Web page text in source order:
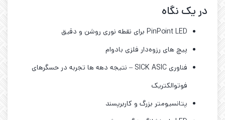
در یک نگاه
PinPoint LED برای نقطه نوری روشن و دقیق
پیچ های رزوه‌دار فلزی بادوام
فناوری SICK ASIC – نتیجه دهه ‌ها تجربه در حسگرهای
فوتوالکتریک
پتانسیومتر بزرگ و کاربرپسند